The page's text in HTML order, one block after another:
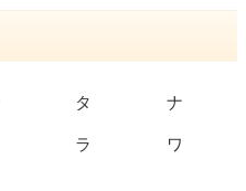
タ ナ
ラ ワ